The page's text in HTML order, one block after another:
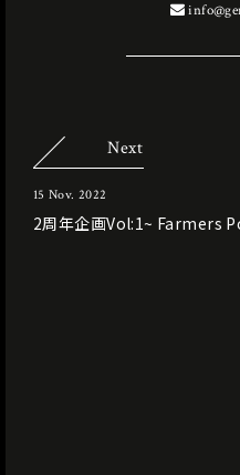
Next
15 Nov. 2022
2周年企画Vol:1~ Farmers